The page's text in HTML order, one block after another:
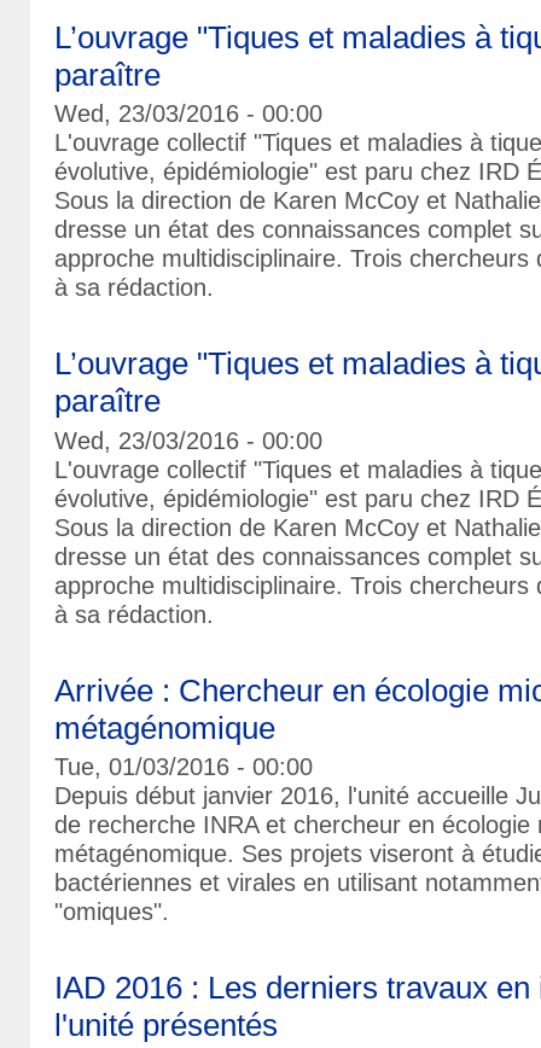
L’ouvrage "Tiques et maladies à
paraître
Wed, 23/03/2016 - 00:00
L'ouvrage collectif "Tiques et maladies à
évolutive, épidémiologie" est paru chez IRD
Sous la direction de Karen McCoy et
dresse un état des connaissances complet
approche multidisciplinaire. Trois chercheurs
à sa rédaction.
L’ouvrage "Tiques et maladies à
paraître
Wed, 23/03/2016 - 00:00
L'ouvrage collectif "Tiques et maladies à
évolutive, épidémiologie" est paru chez IRD
Sous la direction de Karen McCoy et
dresse un état des connaissances complet
approche multidisciplinaire. Trois chercheurs
à sa rédaction.
Arrivée : Chercheur en écologie
métagénomique
Tue, 01/03/2016 - 00:00
Depuis début janvier 2016, l'unité accueille
de recherche INRA et chercheur en écologie
métagénomique. Ses projets viseront à
bactériennes et virales en utilisant
"omiques".
IAD 2016 : Les derniers travaux
l'unité présentés